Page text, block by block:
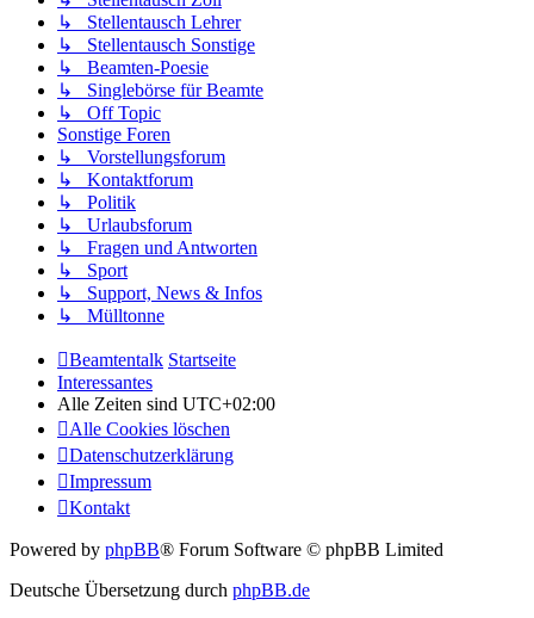
↳ Stellentausch Lehrer
↳ Stellentausch Sonstige
↳ Beamten-Poesie
↳ Singlebörse für Beamte
↳ Off Topic
Sonstige Foren
↳ Vorstellungsforum
↳ Kontaktforum
↳ Politik
↳ Urlaubsforum
↳ Fragen und Antworten
↳ Sport
↳ Support, News & Infos
↳ Mülltonne
Beamtentalk Startseite
Interessantes
Alle Zeiten sind UTC+02:00
Alle Cookies löschen
Datenschutzerklärung
Impressum
Kontakt
Powered by phpBB® Forum Software © phpBB Limited
Deutsche Übersetzung durch phpBB.de